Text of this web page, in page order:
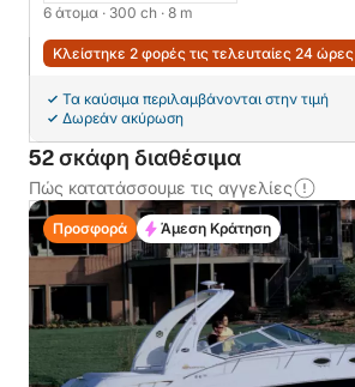
6 άτομα · 300 ch · 8 m
Κλείστηκε 2 φορές τις τελευταίες 24 ώρες
Τα καύσιμα περιλαμβάνονται στην τιμή
Δωρεάν ακύρωση
52 σκάφη διαθέσιμα
Πώς κατατάσσουμε τις αγγελίες
Προσφορά Άμεση Κράτηση